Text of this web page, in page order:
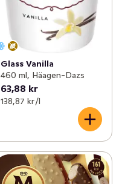
Glass Vanilla
460 ml, Häagen-Dazs
63,88 kr
138,87 kr /l